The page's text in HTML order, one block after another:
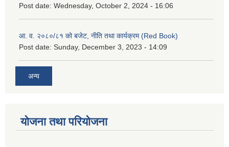
Post date: Wednesday, October 2, 2024 - 16:06
आ. व. २०८०/८१ को बजेट, नीति तथा कार्यक्रम (Red Book)
Post date: Sunday, December 3, 2023 - 14:09
अन्य
योजना तथा परियोजना